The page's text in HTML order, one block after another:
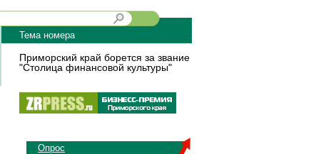
Тема номера
Приморский край борется за звание
"Столица финансовой культуры"
Опрос